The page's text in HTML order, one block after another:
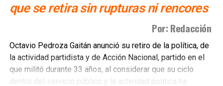
que se retira sin rupturas ni rencores
Por: Redacción
Octavio Pedroza Gaitán anunció su retiro de la política, de
la actividad partidista y de Acción Nacional, partido en el
que militó durante 33 años, al considerar que su ciclo
dentro del servicio público y la actividad política ha